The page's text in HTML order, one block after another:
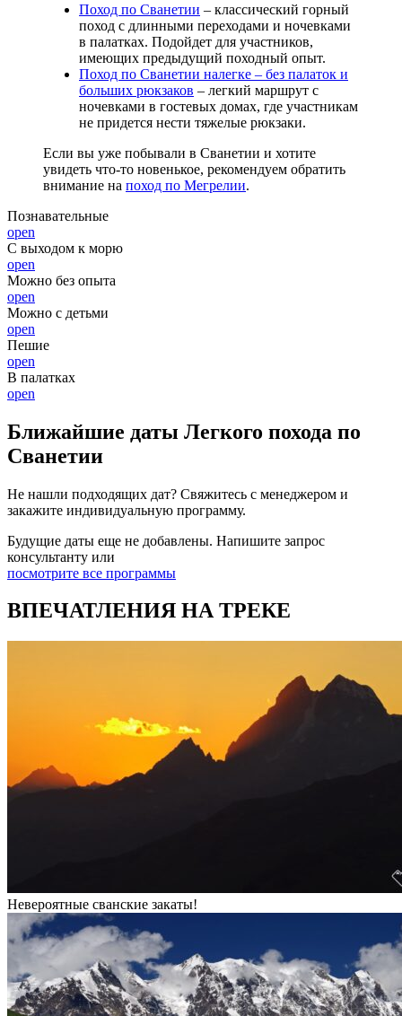
Поход по Сванетии – классический горный
поход с длинными переходами и ночевками
в палатках. Подойдет для участников,
имеющих предыдущий походный опыт.
Поход по Сванетии налегке – без палаток и
больших рюкзаков – легкий маршрут с
ночевками в гостевых домах, где участникам
не придется нести тяжелые рюкзаки.
Если вы уже побывали в Сванетии и хотите
увидеть что-то новенькое, рекомендуем обратить
внимание на поход по Мегрелии.
Познавательные
open
С выходом к морю
open
Можно без опыта
open
Можно с детьми
open
Пешие
open
В палатках
open
Ближайшие даты Легкого похода по
Сванетии
Не нашли подходящих дат? Свяжитесь с менеджером и
закажите индивидуальную программу.
Будущие даты еще не добавлены. Напишите запрос
консультанту или
посмотрите все программы
ВПЕЧАТЛЕНИЯ НА ТРЕКЕ
Невероятные сванские закаты!